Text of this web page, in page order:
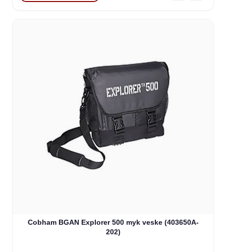
Cobham BGAN Explorer 500 myk veske (403650A-
202)